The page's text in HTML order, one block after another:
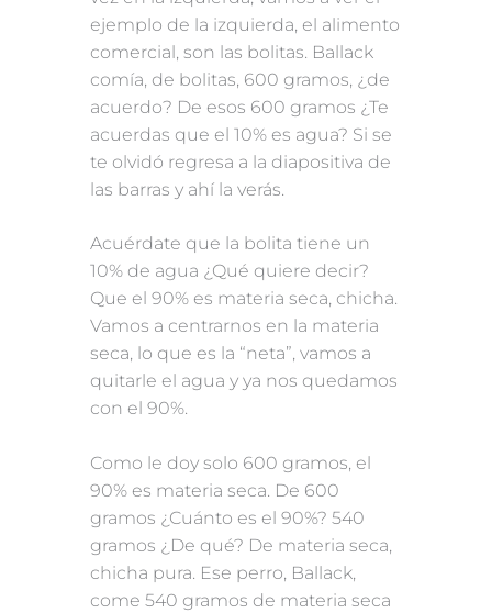
ejemplo de la izquierda, el alimento
comercial, son las bolitas. Ballack
comía, de bolitas, 600 gramos, ¿de
acuerdo? De esos 600 gramos ¿Te
acuerdas que el 10% es agua? Si se
te olvidó regresa a la diapositiva de
las barras y ahí la verás.
Acuérdate que la bolita tiene un
10% de agua ¿Qué quiere decir?
Que el 90% es materia seca, chicha.
Vamos a centrarnos en la materia
seca, lo que es la “neta”, vamos a
quitarle el agua y ya nos quedamos
con el 90%.
Como le doy solo 600 gramos, el
90% es materia seca. De 600
gramos ¿Cuánto es el 90%? 540
gramos ¿De qué? De materia seca,
chicha pura. Ese perro, Ballack,
come 540 gramos de materia seca